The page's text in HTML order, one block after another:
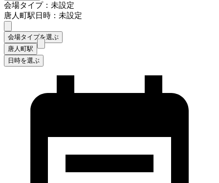
会場タイプ：未設定
唐人町駅日時：未設定
会場タイプを選ぶ
唐人町駅
日時を選ぶ